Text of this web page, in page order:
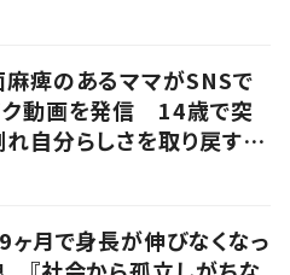
痺のあるママがSNSで
ク動画を発信 14歳で突
自分らしさを取り戻すま
ヶ月で身長が伸びなくなっ